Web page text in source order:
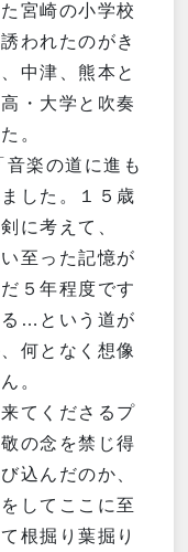
宮崎の小学校
われたのがき
中津、熊本と
・大学と吹奏
。
楽の道に進も
した。１５歳
に考えて、
至った記憶が
５年程度です
る…という道が
何となく想像
。
てくださるプ
の念を禁じ得
込んだのか、
してここに至
根掘り葉掘り